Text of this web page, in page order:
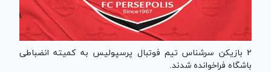
۲ بازیکن سرشناس تیم فوتبال پرسپولیس به کمیته انضباطی
باشگاه فراخوانده شدند.